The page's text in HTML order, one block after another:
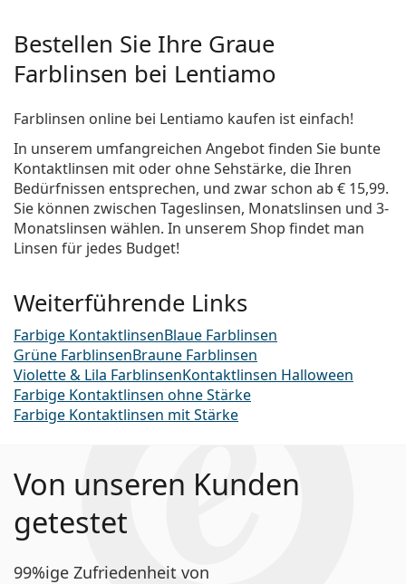
Bestellen Sie Ihre Graue
Farblinsen bei Lentiamo
Farblinsen online bei Lentiamo kaufen ist einfach!
In unserem umfangreichen Angebot finden Sie bunte
Kontaktlinsen mit oder ohne Sehstärke, die Ihren
Bedürfnissen entsprechen, und zwar schon ab € 15,99.
Sie können zwischen Tageslinsen, Monatslinsen und 3-
Monatslinsen wählen. In unserem Shop findet man
Linsen für jedes Budget!
Weiterführende Links
Farbige KontaktlinsenBlaue Farblinsen
Grüne FarblinsenBraune Farblinsen
Violette & Lila FarblinsenKontaktlinsen Halloween
Farbige Kontaktlinsen ohne Stärke
Farbige Kontaktlinsen mit Stärke
Von unseren Kunden
getestet
99%ige Zufriedenheit von